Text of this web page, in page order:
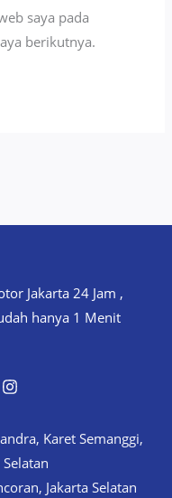
saya pada
berikutnya.
Jakarta 24 Jam ,
hanya 1 Menit
Karet Semanggi,
Jakarta Selatan